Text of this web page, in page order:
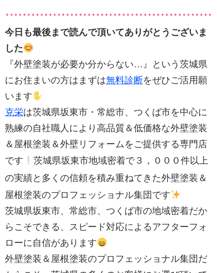
今日も最後まで読んで頂いてありがとうございま
した
『外壁塗装が必要か分からない…』という茨城県
にお住まいの方はまずは無料診断をぜひご活用願
います
克栄は茨城県坂東市・常総市、つくば市を中心に
熟練の自社職人により高品質＆低価格な外壁塗装
＆屋根塗装＆外壁リフォームをご提供する専門店
です
茨城県坂東市地域密着で３，０００件以上
の実績と多く の信頼を積み重ねてきた外壁塗装＆
屋根塗装のプロフェッショナル集団です
茨城県坂東市、常総市、つくば市の地域密着だか
らこそできる、スピード対応によるアフターフォ
ローに自信があります
外壁塗装＆屋根塗装のプロフェッショナル集団だ